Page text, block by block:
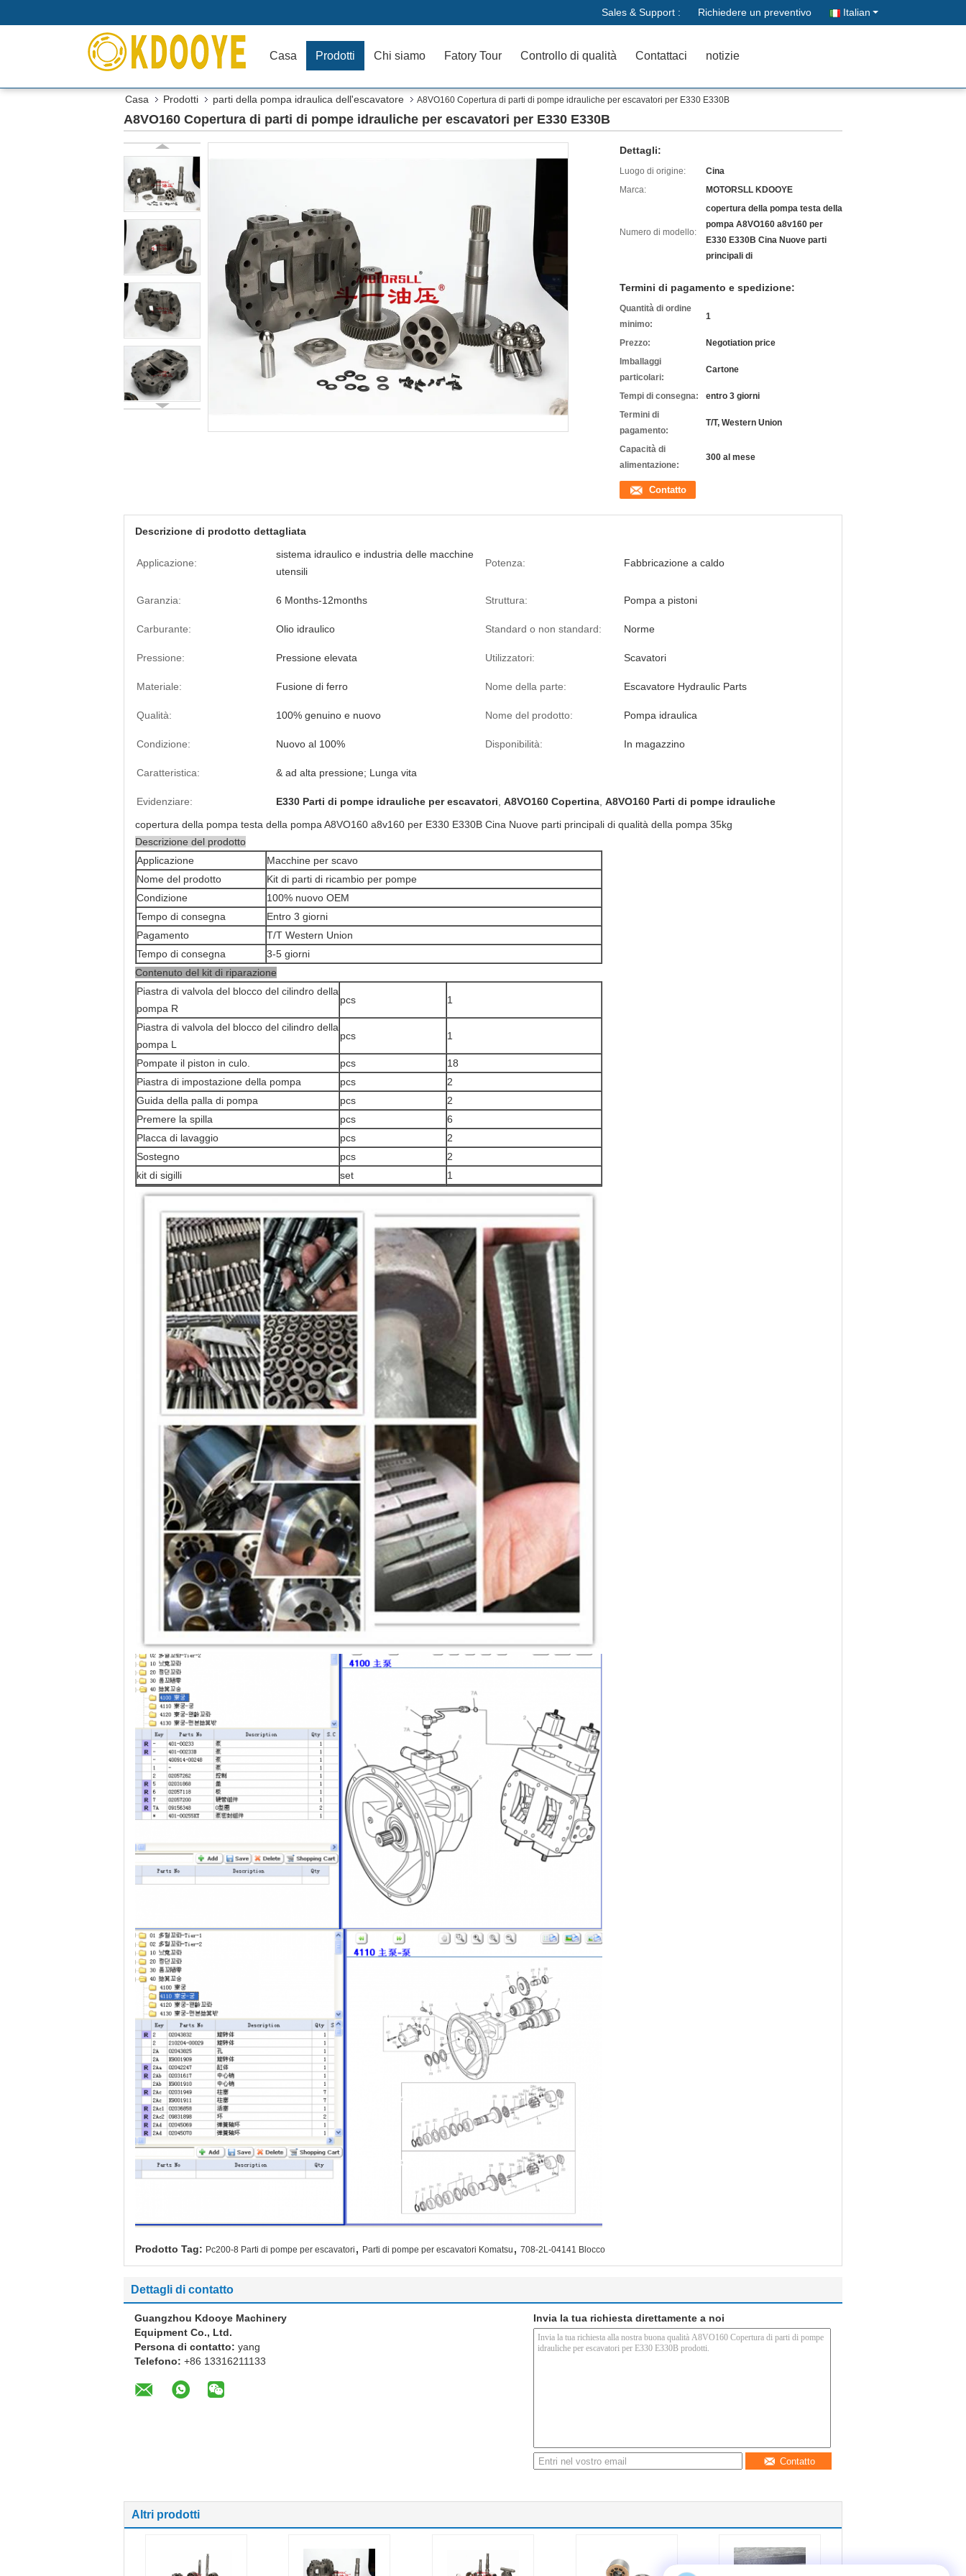
Sales & Support : Richiedere un preventivo Italian
Casa Prodotti Chi siamo Fatory Tour Controllo di qualità Contattaci notizie
Casa Prodotti parti della pompa idraulica dell'escavatore A8VO160 Copertura di parti di pompe idrauliche per escavatori per E330 E330B
A8VO160 Copertura di parti di pompe idrauliche per escavatori per E330 E330B
Dettagli:
Luogo di origine:
Cina
Marca:
MOTORSLL KDOOYE
Numero di modello:
copertura della pompa testa della
pompa A8VO160 a8v160 per
E330 E330B Cina Nuove parti
principali di
Termini di pagamento e spedizione:
Quantità di ordine
minimo:
1
Prezzo:
Negotiation price
Imballaggi
particolari:
Cartone
Tempi di consegna:
entro 3 giorni
Termini di
pagamento:
T/T, Western Union
Capacità di
alimentazione:
300 al mese
Contatto
Descrizione di prodotto dettagliata
Applicazione:
sistema idraulico e industria delle macchine
utensili
Potenza: Fabbricazione a caldo
Garanzia: 6 Months-12months Struttura: Pompa a pistoni
Carburante: Olio idraulico Standard o non standard: Norme
Pressione: Pressione elevata Utilizzatori: Scavatori
Materiale: Fusione di ferro Nome della parte: Escavatore Hydraulic Parts
Qualità: 100% genuino e nuovo Nome del prodotto: Pompa idraulica
Condizione: Nuovo al 100% Disponibilità: In magazzino
Caratteristica: & ad alta pressione; Lunga vita
Evidenziare: E330 Parti di pompe idrauliche per escavatori A8VO160 Copertina A8VO160 Parti di pompe idrauliche
copertura della pompa testa della pompa A8VO160 a8v160 per E330 E330B Cina Nuove parti principali di qualità della pompa 35kg
Descrizione del prodotto
Applicazione
Macchine per scavo
Nome del prodotto
Kit di parti di ricambio per pompe
Condizione
100% nuovo OEM
Tempo di consegna
Entro 3 giorni
Pagamento
T/T Western Union
Tempo di consegna
3-5 giorni
Contenuto del kit di riparazione
Piastra di valvola del blocco del cilindro della
pompa R
pcs 1
Piastra di valvola del blocco del cilindro della
pompa L
pcs 1
Pompate il piston in culo. pcs
18
Piastra di impostazione della pompa
pcs
2
Guida della palla di pompa
pcs
2
Premere la spilla
pcs
6
Placca di lavaggio
pcs
2
Sostegno
pcs
2
kit di sigilli
set 1
Prodotto Tag: Pc200-8 Parti di pompe per escavatori , Parti di pompe per escavatori Komatsu , 708-2L-04141 Blocco
Dettagli di contatto
Guangzhou Kdooye Machinery
Equipment Co., Ltd.
Persona di contatto: yang
Telefono: +86 13316211133
Invia la tua richiesta direttamente a noi
Contatto
Altri prodotti